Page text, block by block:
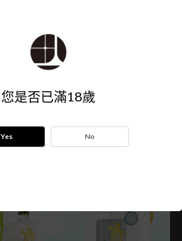
獅眠編...zZ
您是否已滿18歲
Yes No